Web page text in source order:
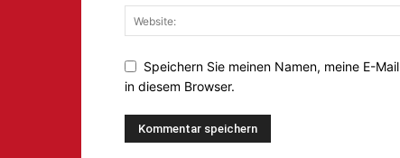
Speichern Sie meinen Namen, meine E-
in diesem Browser.